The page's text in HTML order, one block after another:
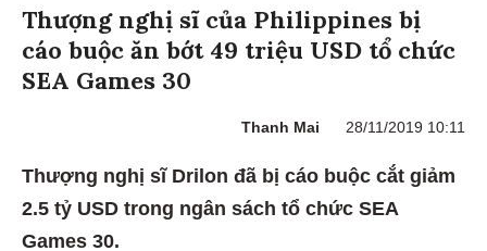
Thượng nghị sĩ của Philippines bị
cáo buộc ăn bớt 49 triệu USD tổ chức
SEA Games 30
Thanh Mai 28/11/2019 10:11
Thượng nghị sĩ Drilon đã bị cáo buộc cắt giảm
2.5 tỷ USD trong ngân sách tổ chức SEA
Games 30.